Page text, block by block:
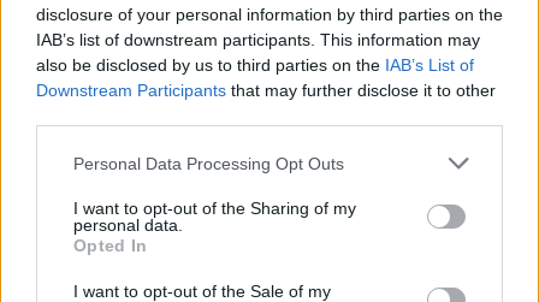
disclosure of your personal information by third parties on the
IAB’s list of downstream participants. This information may
also be disclosed by us to third parties on the IAB’s List of
Downstream Participants that may further disclose it to other
Please note that this website/app uses one or more Google
not limited to your visit or usage behaviour. You may click to
grant or deny consent to Google and its third-party tags to
use your data for below specified purposes in below Google
consent section.
Personal Data Processing Opt Outs
I want to opt-out of the Sharing of my
personal data.
Opted In
I want to opt-out of the Sale of my
Hozzászólások
Európa-bajnoki arany után